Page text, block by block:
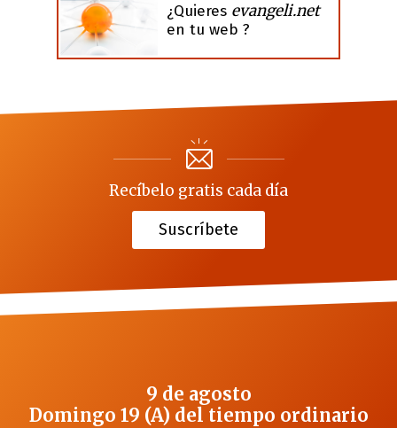
¿Quieres evangeli.net
en tu web ?
Recíbelo gratis cada día
Suscríbete
9 de agosto
Domingo 19 (A) del tiempo ordinario